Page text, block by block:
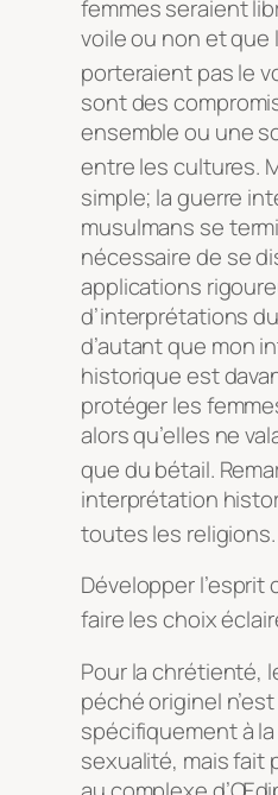
femmes seraient
voile ou non et
porteraient pas le
sont des
ensemble ou une
entre les cultures.
simple; la guerre
musulmans se
nécessaire de se
applications
d’interprétations
d’autant que mon
historique est
protéger les
alors qu’elles ne
que du bétail.
interprétation
toutes les religions
Développer l’esprit
faire les choix
Pour la chrétienté,
péché originel
spécifiquement à
sexualité, mais fait